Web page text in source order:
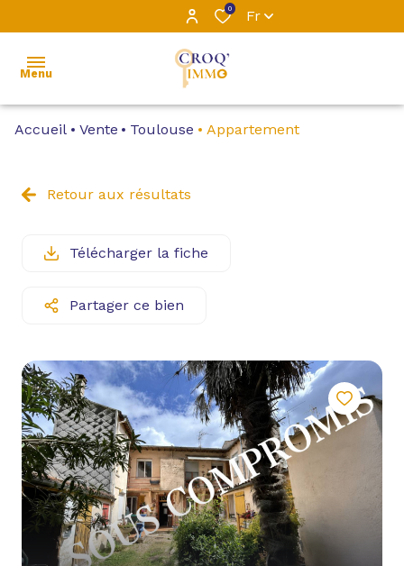
0 Fr
Menu
L’ÉQUIPE
LOCATIONS
GESTION
NOUS
CONTACTER
YOUTUBE
Accueil Vente Toulouse Appartement
Retour aux résultats
Télécharger la fiche
Partager ce bien